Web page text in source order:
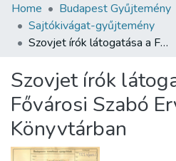
Communities & Collections
All of DSpace
About us
Home Budapest Gyűjtemény
Sajtókivágat-gyűjtemény
Szovjet írók látogatása a Fővárosi Szabó Ervin Könyvtárban
Szovjet írók
Fővárosi Szabó
Könyvtárban